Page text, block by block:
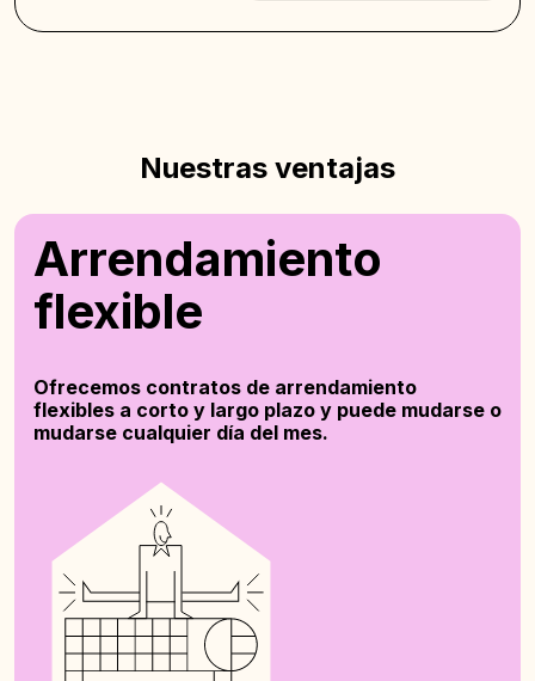
Nuestras ventajas
Arrendamiento
flexible
Ofrecemos contratos de arrendamiento
flexibles a corto y largo plazo y puede mudarse o
mudarse cualquier día del mes.